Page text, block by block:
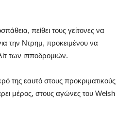
πείθει τους γείτονες να
την Ντρημ, προκειμένου να
των ιπποδρομιών.
της εαυτό στους προκριματικούς
μέρος, στους αγώνες του Welsh